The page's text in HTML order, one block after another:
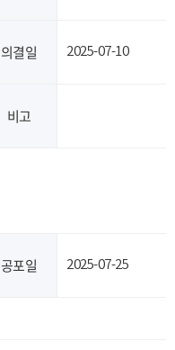
의결일 2025-07-10
비고
공포일 2025-07-25